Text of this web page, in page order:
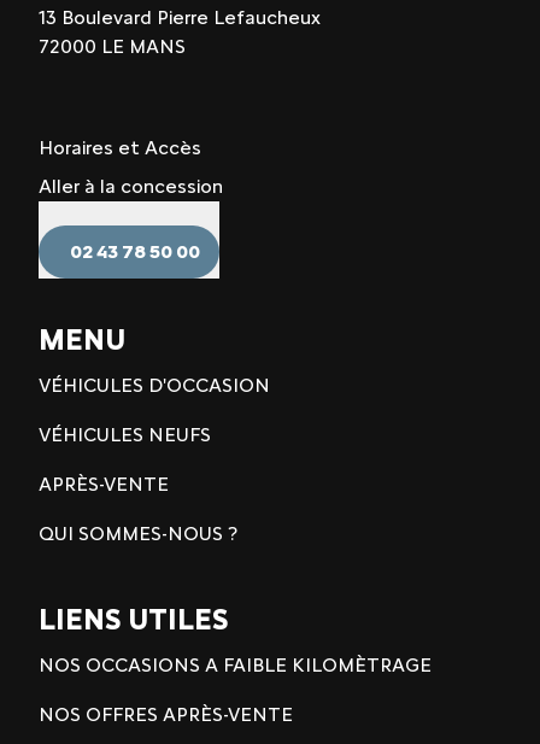
13 Boulevard Pierre Lefaucheux
72000 LE MANS
Horaires et Accès
Aller à la concession
02 43 78 50 00
MENU
VÉHICULES D'OCCASION
VÉHICULES NEUFS
APRÈS-VENTE
QUI SOMMES-NOUS ?
LIENS UTILES
NOS OCCASIONS A FAIBLE KILOMÈTRAGE
NOS OFFRES APRÈS-VENTE